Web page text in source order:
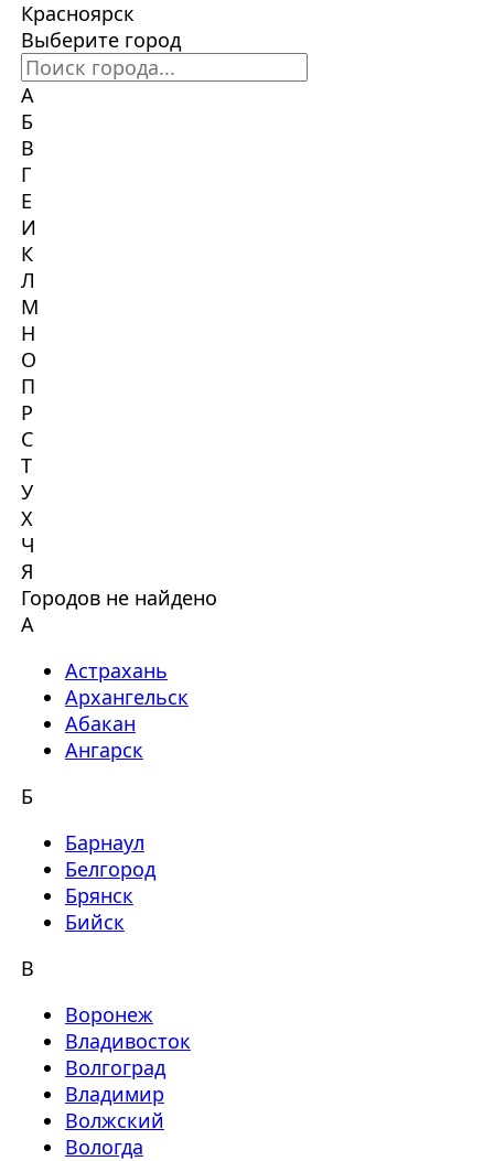
Красноярск
Выберите город
А
Б
В
Г
Е
И
К
Л
М
Н
О
П
Р
С
Т
У
Х
Ч
Я
Городов не найдено
А
Астрахань
Архангельск
Абакан
Ангарск
Б
Барнаул
Белгород
Брянск
Бийск
В
Воронеж
Владивосток
Волгоград
Владимир
Волжский
Вологда